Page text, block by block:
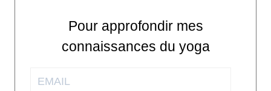
Pour approfondir mes
connaissances du yoga